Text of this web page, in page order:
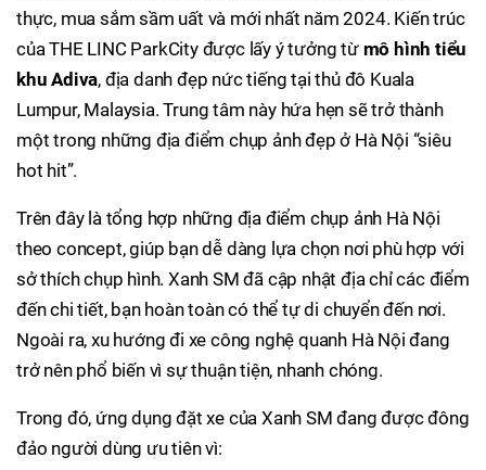
thực, mua sắm sầm uất và mới nhất năm 2024. Kiến trúc
của THE LINC ParkCity được lấy ý tưởng từ mô hình tiểu
khu Adiva, địa danh đẹp nức tiếng tại thủ đô Kuala
Lumpur, Malaysia. Trung tâm này hứa hẹn sẽ trở thành
một trong những địa điểm chụp ảnh đẹp ở Hà Nội “siêu
hot hit”.
Trên đây là tổng hợp những địa điểm chụp ảnh Hà Nội
theo concept, giúp bạn dễ dàng lựa chọn nơi phù hợp với
sở thích chụp hình. Xanh SM đã cập nhật địa chỉ các điểm
đến chi tiết, bạn hoàn toàn có thể tự di chuyển đến nơi.
Ngoài ra, xu hướng đi xe công nghệ quanh Hà Nội đang
trở nên phổ biến vì sự thuận tiện, nhanh chóng.
Trong đó, ứng dụng đặt xe của Xanh SM đang được đông
đảo người dùng ưu tiên vì: